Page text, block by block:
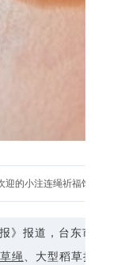
迎的小注连绳祈福饰品。
报道，台东市阿美
草绳、大型稻草挂饰